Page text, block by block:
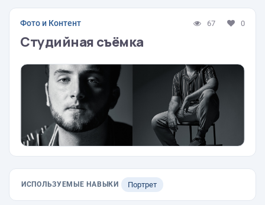
Фото и Контент 67 0
Студийная съёмка
ИСПОЛЬЗУЕМЫЕ НАВЫКИ Портрет